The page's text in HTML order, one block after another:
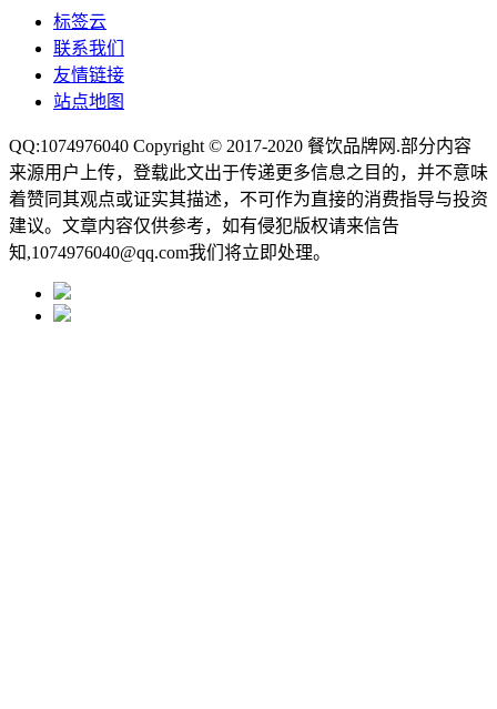
标签云
联系我们
友情链接
站点地图
QQ:1074976040 Copyright © 2017-2020 餐饮品牌网 .部分内容
来源用户上传，登载此文出于传递更多信息之目的，并不意味
着赞同其观点或证实其描述，不可作为直接的消费指导与投资
建议。文章内容仅供参考，如有侵犯版权请来信告
知,1074976040@qq.com我们将立即处理。